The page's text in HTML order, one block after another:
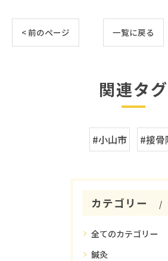
< 前のページ 一覧に戻る
関連タグ
#小山市 #接骨
カテゴリー
全てのカテゴリー
鍼灸